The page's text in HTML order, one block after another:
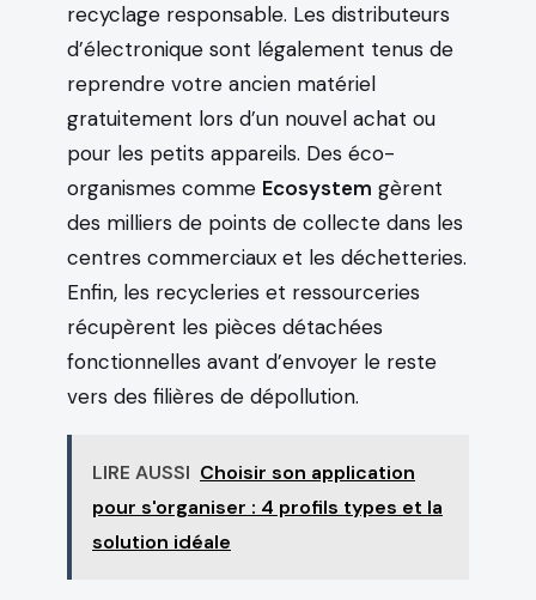
recyclage responsable. Les distributeurs
d’électronique sont légalement tenus de
reprendre votre ancien matériel
gratuitement lors d’un nouvel achat ou
pour les petits appareils. Des éco-
organismes comme Ecosystem gèrent
des milliers de points de collecte dans les
centres commerciaux et les déchetteries.
Enfin, les recycleries et ressourceries
récupèrent les pièces détachées
fonctionnelles avant d’envoyer le reste
vers des filières de dépollution.
LIRE AUSSI Choisir son application
pour s'organiser : 4 profils types et la
solution idéale